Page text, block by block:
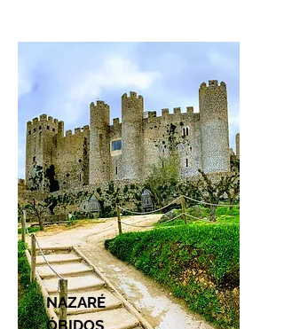
NAZARÉ
ÓBIDOS